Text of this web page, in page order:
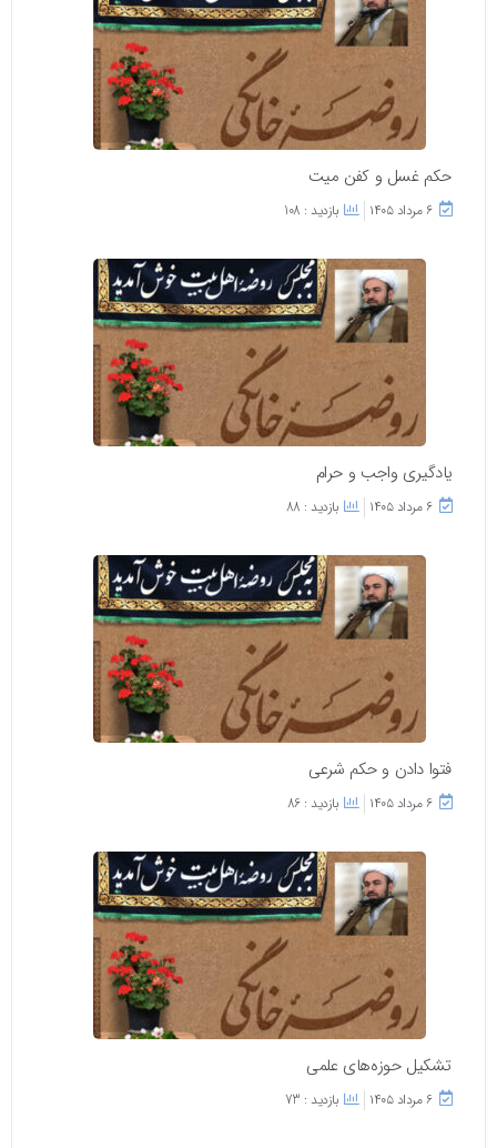
حکم غسل و کفن میت
۶ مرداد ۱۴۰۵ بازدید : 108
یادگیری واجب و حرام
۶ مرداد ۱۴۰۵ بازدید : 88
فتوا دادن و حکم شرعی
۶ مرداد ۱۴۰۵ بازدید : 86
تشکیل حوزه‌های علمی
۶ مرداد ۱۴۰۵ بازدید : 73